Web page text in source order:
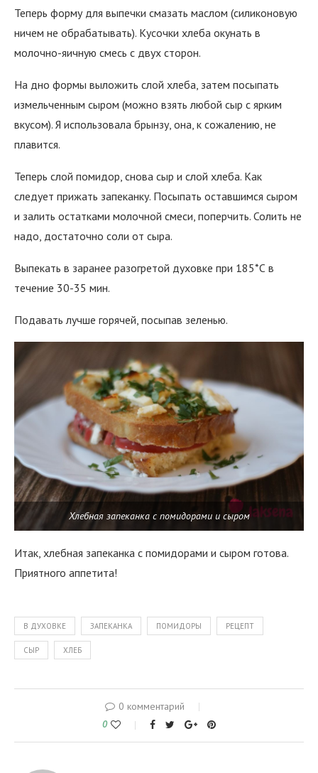
Теперь форму для выпечки смазать маслом (силиконовую
ничем не обрабатывать). Кусочки хлеба окунать в
молочно-яичную смесь с двух сторон.
На дно формы выложить слой хлеба, затем посыпать
измельченным сыром (можно взять любой сыр с ярким
вкусом). Я использовала брынзу, она, к сожалению, не
плавится.
Теперь слой помидор, снова сыр и слой хлеба. Как
следует прижать запеканку. Посыпать оставшимся сыром
и залить остатками молочной смеси, поперчить. Солить не
надо, достаточно соли от сыра.
Выпекать в заранее разогретой духовке при 185*С в
течение 30-35 мин.
Подавать лучше горячей, посыпав зеленью.
Хлебная запеканка с помидорами и сыром
Итак, хлебная запеканка с помидорами и сыром готова.
Приятного аппетита!
В ДУХОВКЕ ЗАПЕКАНКА ПОМИДОРЫ РЕЦЕПТ
СЫР ХЛЕБ
0 комментарий
0